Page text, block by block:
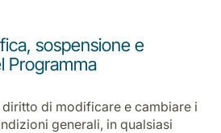
sospensione e
Programma
diritto di modificare e cambiare i
generali, in qualsiasi